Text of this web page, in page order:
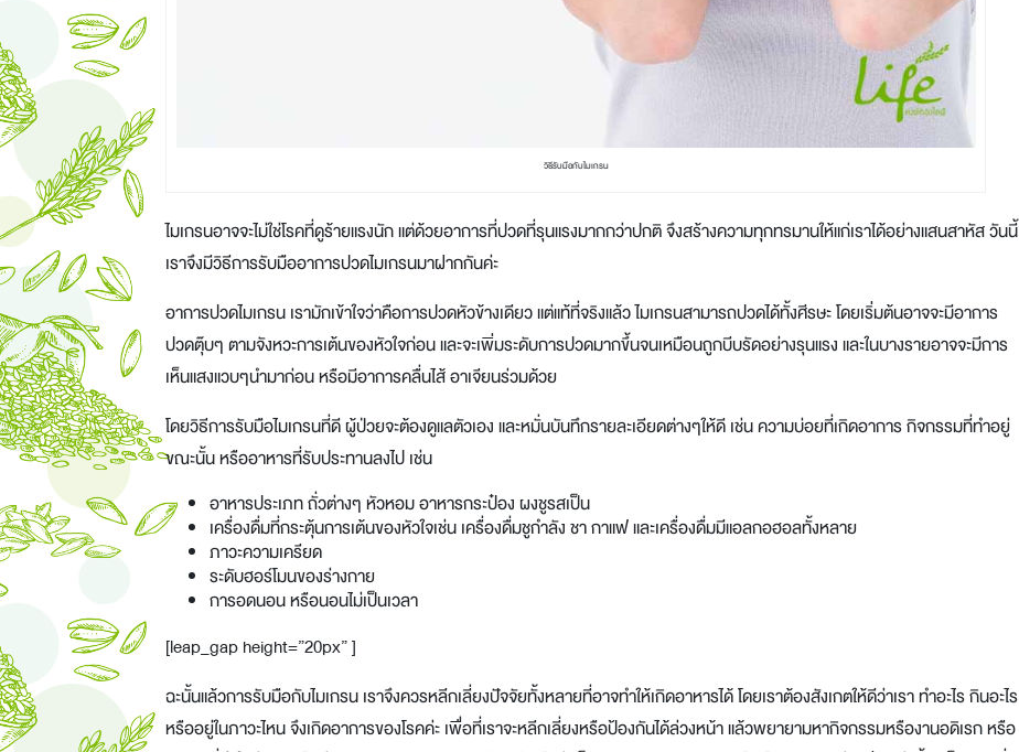
วิธีรับมือกับไมเกรน
ไมเกรนอาจจะไม่ใช่โรคที่ดูร้ายแรงนัก แต่ด้วยอาการที่ปวดที่รุนแรงมากกว่าปกติ จึงสร้างความทุกทรมานให้แก่เราได้อย่างแสนสาหัส วันนี้
เราจึงมีวิธีการรับมืออาการปวดไมเกรนมาฝากกันค่ะ
อาการปวดไมเกรน เรามักเข้าใจว่าคือการปวดหัวข้างเดียว แต่แท้ที่จริงแล้ว ไมเกรนสามารถปวดได้ทั้งศีรษะ โดยเริ่มต้นอาจจะมีอาการ
ปวดตุ๊บๆ ตามจังหวะการเต้นของหัวใจก่อน และจะเพิ่มระดับการปวดมากขึ้นจนเหมือนถูกบีบรัดอย่างรุนแรง และในบางรายอาจจะมีการ
เห็นแสงแวบๆนำมาก่อน หรือมีอาการคลื่นไส้ อาเจียนร่วมด้วย
โดยวิธีการรับมือไมเกรนที่ดี ผู้ป่วยจะต้องดูแลตัวเอง และหมั่นบันทึกรายละเอียดต่างๆให้ดี เช่น ความบ่อยที่เกิดอาการ กิจกรรมที่ทำอยู่
ขณะนั้น หรืออาหารที่รับประทานลงไป เช่น
อาหารประเภท ถั่วต่างๆ หัวหอม อาหารกระป๋อง ผงชูรสเป็น
เครื่องดื่มที่กระตุ้นการเต้นของหัวใจเช่น เครื่องดื่มชูกำลัง ชา กาแฟ และเครื่องดื่มมีแอลกอฮอลทั้งหลาย
ภาวะความเครียด
ระดับฮอร์โมนของร่างกาย
การอดนอน หรือนอนไม่เป็นเวลา
[leap_gap height=”20px” ]
ฉะนั้นแล้วการรับมือกับไมเกรน เราจึงควรหลีกเลี่ยงปัจจัยทั้งหลายที่อาจทำให้เกิดอาหารได้ โดยเราต้องสังเกตให้ดีว่าเรา ทำอะไร กินอะไร
หรืออยู่ในภาวะไหน จึงเกิดอาการของโรคค่ะ เพื่อที่เราจะหลีกเลี่ยงหรือป้องกันได้ล่วงหน้า แล้วพยายามหากิจกรรมหรืองานอดิเรก หรือ